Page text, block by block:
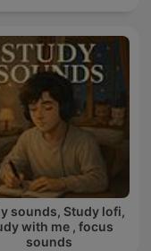
sounds, Study lofi,
with me , focus
sounds